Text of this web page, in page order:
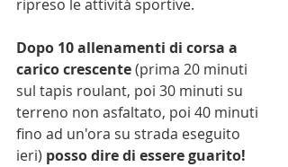
ripreso le attività sportive.
Dopo 10 allenamenti di corsa a
carico crescente (prima 20 minuti
sul tapis roulant, poi 30 minuti su
terreno non asfaltato, poi 40 minuti
fino ad un'ora su strada eseguito
ieri) posso dire di essere guarito!